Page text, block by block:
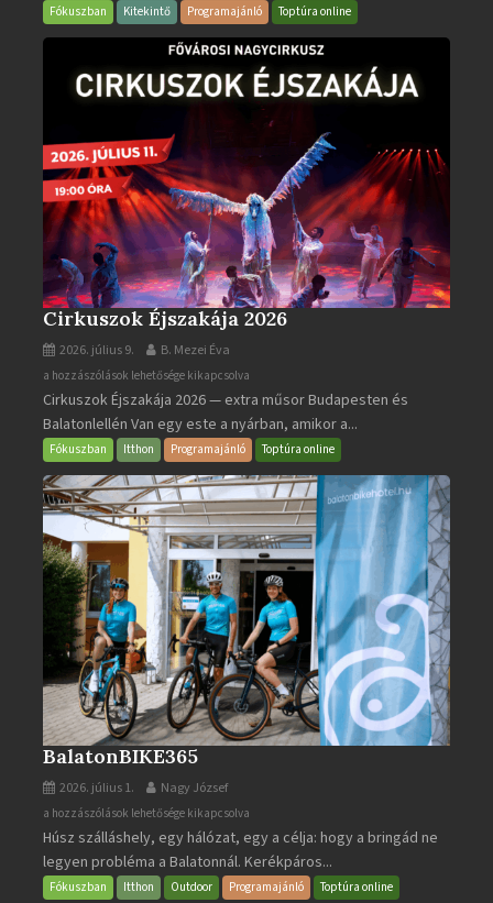
bejegyzéshez
Fókuszban Kitekintő Programajánló Toptúra online
Cirkuszok Éjszakája 2026
2026. július 9. B. Mezei Éva
Cirkuszok
Éjszakája
2026
bejegyzéshez
a hozzászólások lehetősége kikapcsolva
Cirkuszok Éjszakája 2026 — extra műsor Budapesten és
Balatonlellén Van egy este a nyárban, amikor a...
Fókuszban Itthon Programajánló Toptúra online
BalatonBIKE365
2026. július 1. Nagy József
BalatonBIKE365
bejegyzéshez
a hozzászólások lehetősége kikapcsolva
Húsz szálláshely, egy hálózat, egy a célja: hogy a bringád ne
legyen probléma a Balatonnál. Kerékpáros...
Fókuszban Itthon Outdoor Programajánló Toptúra online